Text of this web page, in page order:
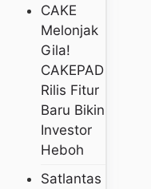
CAKE
Melonjak
Gila!
CAKEPAD
Rilis Fitur
Baru Bikin
Investor
Heboh
Satlantas